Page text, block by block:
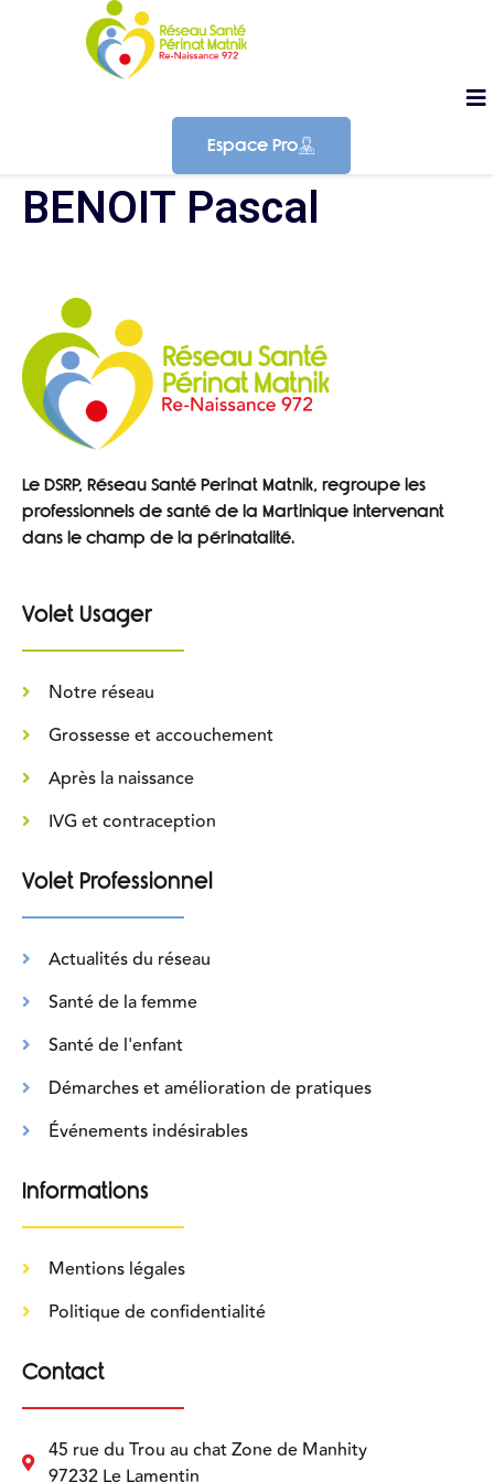
Espace Pro
BENOIT Pascal
Le DSRP, Réseau Santé Perinat Matnik, regroupe les
professionnels de santé de la Martinique intervenant
dans le champ de la périnatalité.
Volet Usager
Notre réseau
Grossesse et accouchement
Après la naissance
IVG et contraception
Volet Professionnel
Actualités du réseau
Santé de la femme
Santé de l'enfant
Démarches et amélioration de pratiques
Événements indésirables
Informations
Mentions légales
Politique de confidentialité
Contact
45 rue du Trou au chat Zone de Manhity
97232 Le Lamentin